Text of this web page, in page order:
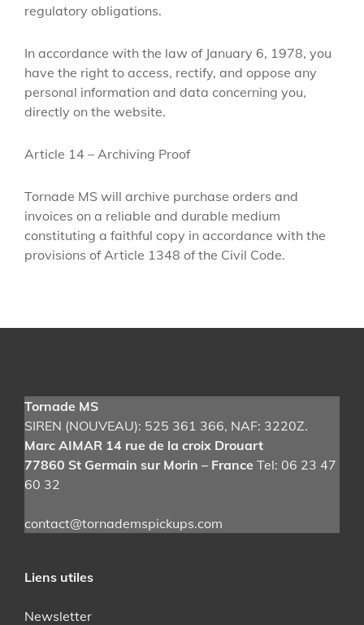
regulatory obligations.
In accordance with the law of January 6, 1978, you
have the right to access, rectify, and oppose any
personal information and data concerning you,
directly on the website.
Article 14 – Archiving Proof
Tornade MS will archive purchase orders and
invoices on a reliable and durable medium
constituting a faithful copy in accordance with the
provisions of Article 1348 of the Civil Code.
Tornade MS
SIREN (NOUVEAU): 525 361 366, NAF: 3220Z.
Marc AIMAR 14 rue de la croix Drouart
77860 St Germain sur Morin – France Tel: 06 23 47
60 32
contact@tornademspickups.com
Liens utiles
Newsletter